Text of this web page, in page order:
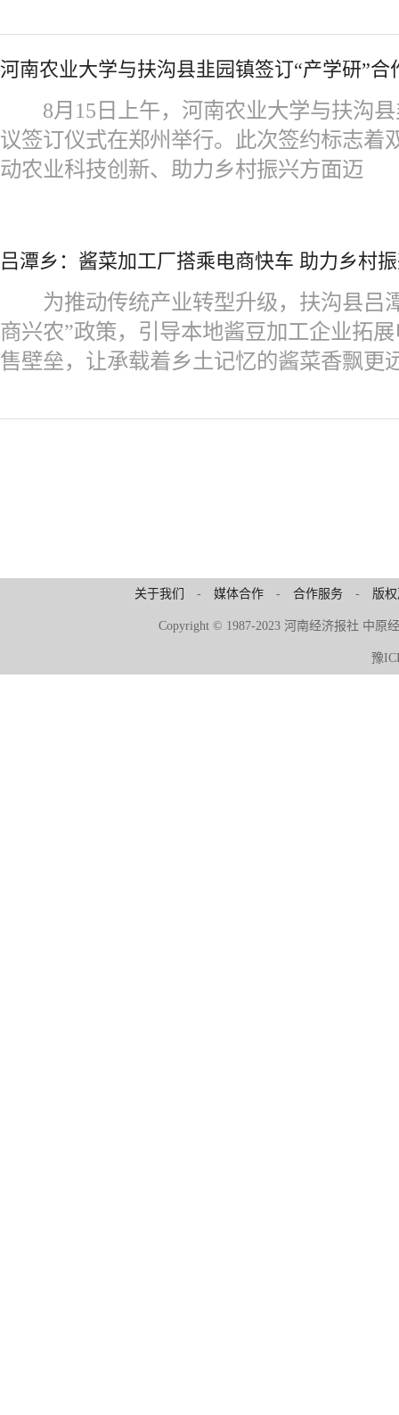
河南农业大学与扶沟县韭园镇签订“产学研”合
8月15日上午，河南农业大学与扶沟县
议签订仪式在郑州举行。此次签约标志着
动农业科技创新、助力乡村振兴方面迈
吕潭乡：酱菜加工厂搭乘电商快车 助力乡村
为推动传统产业转型升级，扶沟县吕
商兴农”政策，引导本地酱豆加工企业拓
售壁垒，让承载着乡土记忆的酱菜香飘更
关于我们 - 媒体合作- 合作服务- 版
Copyright © 1987-2023 河南经济报社 中原
豫